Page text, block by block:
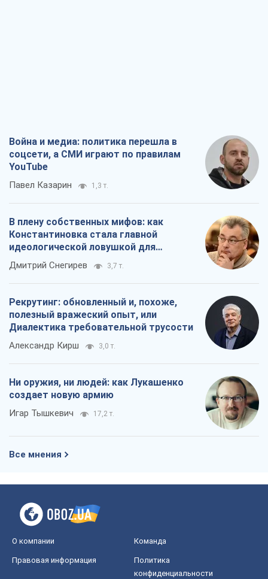
Война и медиа: политика перешла в
соцсети, а СМИ играют по правилам
YouTube
Павел Казарин 1,3 т.
В плену собственных мифов: как
Константиновка стала главной
идеологической ловушкой для
российских оккупантов
Дмитрий Снегирев 3,7 т.
Рекрутинг: обновленный и, похоже,
полезный вражеский опыт, или
Диалектика требовательной трусости
Александр Кирш 3,0 т.
Ни оружия, ни людей: как Лукашенко
создает новую армию
Игар Тышкевич 17,2 т.
Все мнения
О компании Команда
Правовая информация
Политика
конфиденциальности